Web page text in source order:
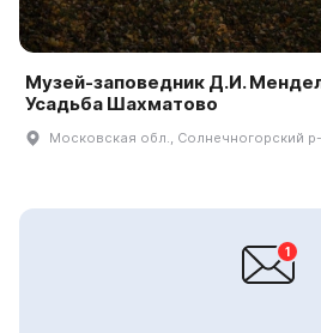
Музей-заповедник Д.И.
Усадьба Шахматово
Московская обл., Солнечногорский р-